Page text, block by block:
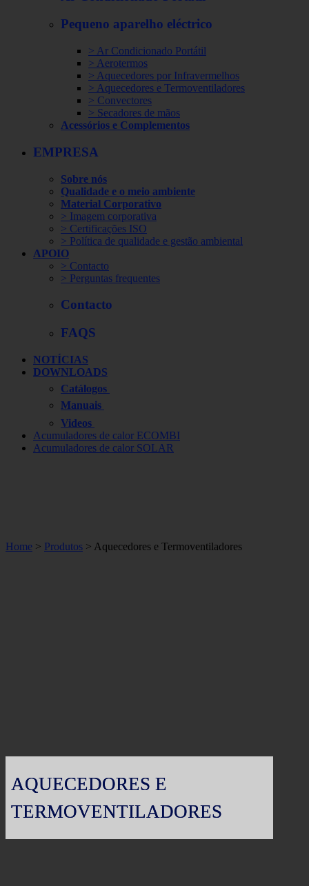
Pequeno aparelho eléctrico
> Ar Condicionado Portátil
> Aerotermos
> Aquecedores por Infravermelhos
> Aquecedores e Termoventiladores
> Convectores
> Secadores de mãos
Acessórios e Complementos
EMPRESA
Sobre nós
Qualidade e o meio ambiente
Material Corporativo
> Imagem corporativa
> Certificações ISO
> Política de qualidade e gestão ambiental
APOIO
> Contacto
> Perguntas frequentes
Contacto
FAQS
NOTÍCIAS
DOWNLOADS
Catálogos
Manuais
Videos
Acumuladores de calor ECOMBI
Acumuladores de calor SOLAR
Home > Produtos > Aquecedores e Termoventiladores
AQUECEDORES E
TERMOVENTILADORES